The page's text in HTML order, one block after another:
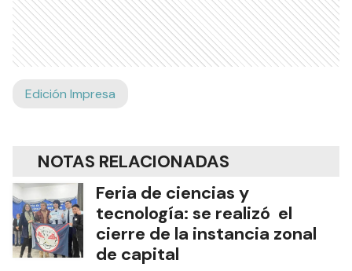
Edición Impresa
NOTAS RELACIONADAS
Feria de ciencias y
tecnología: se realizó el
cierre de la instancia zonal
de capital